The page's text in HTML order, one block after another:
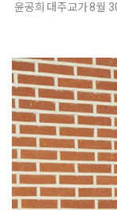
윤공희 대주교가 8월